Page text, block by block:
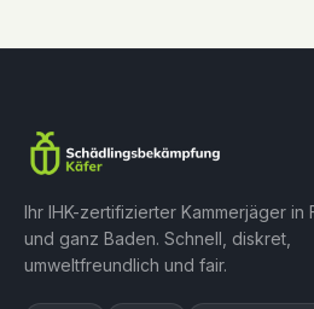
Ihr IHK-zertifizierter Kammerjäger in
und ganz Baden. Schnell, diskret,
umweltfreundlich und fair.